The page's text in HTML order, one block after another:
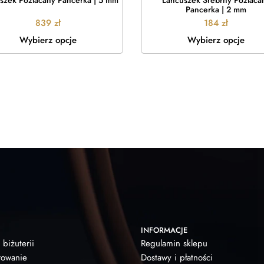
839 zł
Wybierz opcje
Pancerka | 2 mm
184 zł
Wybierz opcje
biżuterii
INFORMACJE
Regulamin sklepu
Dostawy i płatności